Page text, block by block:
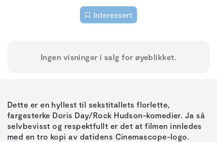
Interessert
Ingen visninger i salg for øyeblikket.
Dette er en hyllest til sekstitallets florlette,
fargesterke Doris Day/Rock Hudson-komedier. Ja så
selvbevisst og respektfullt er det at filmen innledes
med en tro kopi av datidens Cinemascope-logo.